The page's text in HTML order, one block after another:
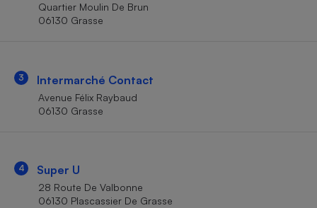
Quartier Moulin De Brun
06130 Grasse
3 Intermarché Contact
Avenue Félix Raybaud
06130 Grasse
4 Super U
28 Route De Valbonne
06130 Plascassier De Grasse